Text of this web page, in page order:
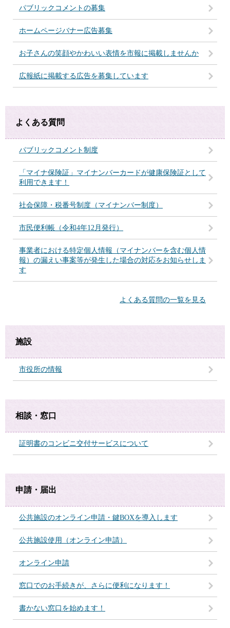
パブリックコメントの募集
ホームページバナー広告募集
お子さんの笑顔やかわいい表情を市報に掲載しませんか
広報紙に掲載する広告を募集しています
よくある質問
パブリックコメント制度
「マイナ保険証」マイナンバーカードが健康保険証として
利用できます！
社会保障・税番号制度（マイナンバー制度）
市民便利帳（令和4年12月発行）
事業者における特定個人情報（マイナンバーを含む個人情
報）の漏えい事案等が発生した場合の対応をお知らせしま
す
よくある質問の一覧を見る
施設
市役所の情報
相談・窓口
証明書のコンビニ交付サービスについて
申請・届出
公共施設のオンライン申請・鍵BOXを導入します
公共施設使用（オンライン申請）
オンライン申請
窓口でのお手続きが、さらに便利になります！
書かない窓口を始めます！